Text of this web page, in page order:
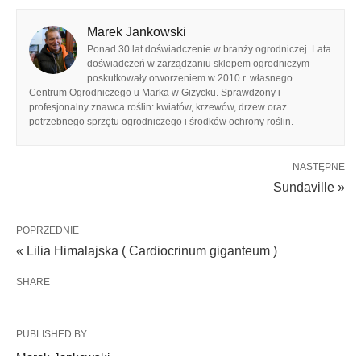
Marek Jankowski
Ponad 30 lat doświadczenie w branży ogrodniczej. Lata
doświadczeń w zarządzaniu sklepem ogrodniczym
poskutkowały otworzeniem w 2010 r. własnego
Centrum Ogrodniczego u Marka w Giżycku. Sprawdzony i
profesjonalny znawca roślin: kwiatów, krzewów, drzew oraz
potrzebnego sprzętu ogrodniczego i środków ochrony roślin.
NASTĘPNE
Sundaville »
POPRZEDNIE
« Lilia Himalajska ( Cardiocrinum giganteum )
SHARE
PUBLISHED BY